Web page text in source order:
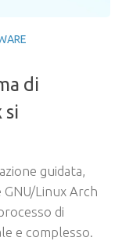
di
si
guidata,
Linux Arch
di
e complesso.